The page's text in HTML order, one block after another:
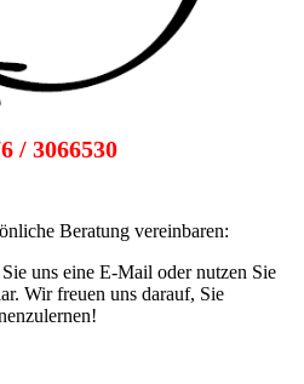
/ 3066530
Beratung vereinbaren:
uns eine E-Mail oder nutzen Sie
Wir freuen uns darauf, Sie